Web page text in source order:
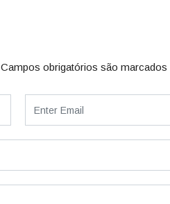
Campos obrigatórios são marcados